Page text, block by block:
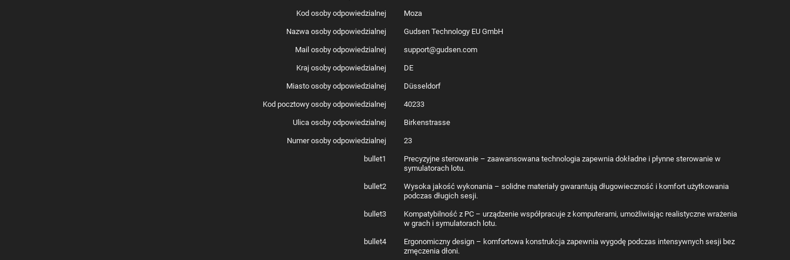
Kod osoby odpowiedzialnej Moza
Nazwa osoby odpowiedzialnej Gudsen Technology EU GmbH
Mail osoby odpowiedzialnej support@gudsen.com
Kraj osoby odpowiedzialnej DE
Miasto osoby odpowiedzialnej Düsseldorf
Kod pocztowy osoby odpowiedzialnej 40233
Ulica osoby odpowiedzialnej Birkenstrasse
Numer osoby odpowiedzialnej 23
bullet1
Precyzyjne sterowanie – zaawansowana technologia zapewnia dokładne i płynne sterowanie w
symulatorach lotu.
bullet2
Wysoka jakość wykonania – solidne materiały gwarantują długowieczność i komfort użytkowania
podczas długich sesji.
bullet3
Kompatybilność z PC – urządzenie współpracuje z komputerami, umożliwiając realistyczne wrażenia
w grach i symulatorach lotu.
bullet4
Ergonomiczny design – komfortowa konstrukcja zapewnia wygodę podczas intensywnych sesji bez
zmęczenia dłoni.